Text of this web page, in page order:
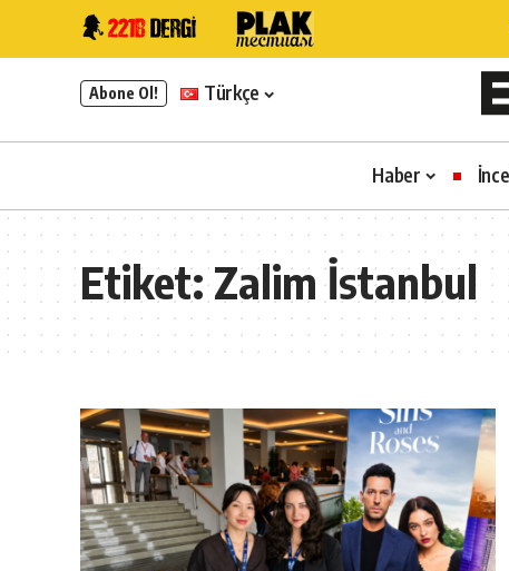
Abone Ol! Türkçe
Haber
Etiket:Zalim İstanbul